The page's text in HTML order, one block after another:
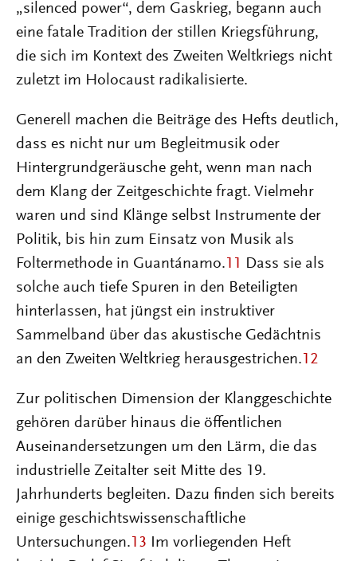
„silenced power“, dem Gaskrieg, begann auch
eine fatale Tradition der stillen Kriegsführung,
die sich im Kontext des Zweiten Weltkriegs nicht
zuletzt im Holocaust radikalisierte.
Generell machen die Beiträge des Hefts deutlich,
dass es nicht nur um Begleitmusik oder
Hintergrundgeräusche geht, wenn man nach
dem Klang der Zeitgeschichte fragt. Vielmehr
waren und sind Klänge selbst Instrumente der
Politik, bis hin zum Einsatz von Musik als
Foltermethode in Guantánamo. 11 Dass sie als
solche auch tiefe Spuren in den Beteiligten
hinterlassen, hat jüngst ein instruktiver
Sammelband über das akustische Gedächtnis
an den Zweiten Weltkrieg herausgestrichen. 12
Zur politischen Dimension der Klanggeschichte
gehören darüber hinaus die öffentlichen
Auseinandersetzungen um den Lärm, die das
industrielle Zeitalter seit Mitte des 19.
Jahrhunderts begleiten. Dazu finden sich bereits
einige geschichtswissenschaftliche
Untersuchungen. 13 Im vorliegenden Heft